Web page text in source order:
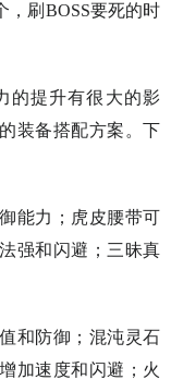
，刷BOSS要死的时
的提升有很大的影
装备搭配方案。下
能力；虎皮腰带可
强和闪避；三昧真
和防御；混沌灵石
加速度和闪避；火